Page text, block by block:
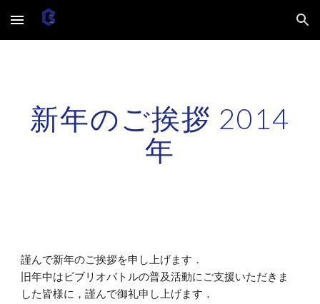
Skip to main content Skip to navigation
新年のご挨拶 2014
年
謹んで新年のご挨拶を申し上げます．
旧年中はビブリオバトルの普及活動にご支援いただきま
した皆様に，謹んで御礼申し上げます．